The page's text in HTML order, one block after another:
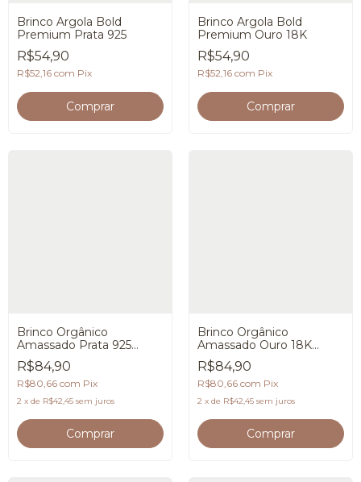
Brinco Argola Bold
Premium Prata 925
R$54,90
R$52,16 com Pix
Brinco Argola Bold
Premium Ouro 18K
R$54,90
R$52,16 com Pix
Brinco Orgânico
Amassado Prata 925
Premium
R$84,90
R$80,66 com Pix
2 x de R$42,45 sem juros
Brinco Orgânico
Amassado Ouro 18K
Premium
R$84,90
R$80,66 com Pix
2 x de R$42,45 sem juros